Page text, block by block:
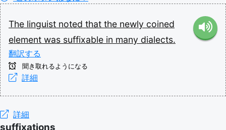
The linguist noted that the newly coined
element was suffixable in many dialects.
翻訳する
聞き取れるようになる
詳細
詳細
suffixations